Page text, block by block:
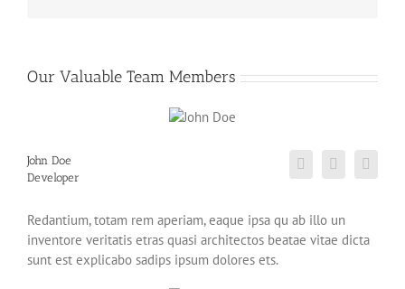
Our Valuable Team Members
John Doe
Developer
Redantium, totam rem aperiam, eaque ipsa qu ab illo un
inventore veritatis etras quasi architectos beatae vitae dicta
sunt est explicabo sadips ipsum dolores ets.